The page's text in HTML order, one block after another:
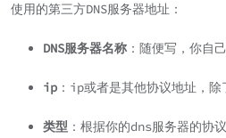
使用的第三方DNS服务器地址：
DNS服务器名称 ：随便写，你自
ip ：ip或者是其他协议地址，
类型 ：根据你的dns服务器的协